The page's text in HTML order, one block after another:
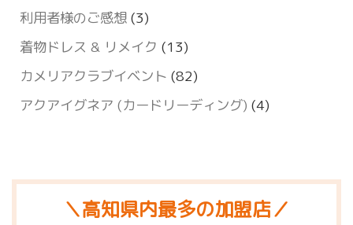
利用者様のご感想 (3)
着物ドレス & リメイク (13)
カメリアクラブイベント (82)
アクアイグネア (カードリーディング) (4)
＼高知県内最多の加盟店／